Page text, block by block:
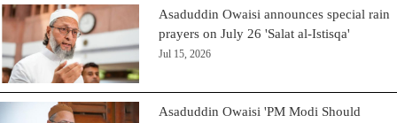
Asaduddin Owaisi announces special rain
prayers on July 26 'Salat al-Istisqa'
Jul 15, 2026
Asaduddin Owaisi 'PM Modi Should